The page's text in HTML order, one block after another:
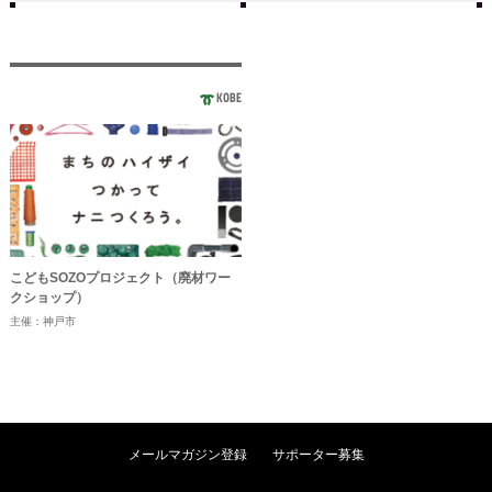
KOBE
こどもSOZOプロジェクト（廃材ワー
クショップ）
主催：神戸市
メールマガジン登録 サポーター募集